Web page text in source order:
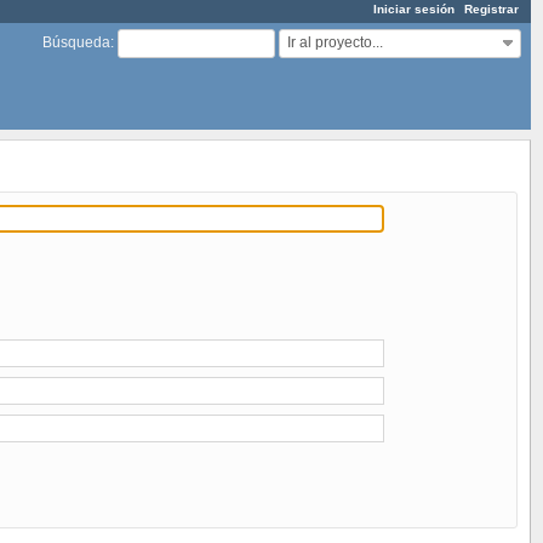
Iniciar sesión Registrar
Búsqueda: Ir al proyecto...